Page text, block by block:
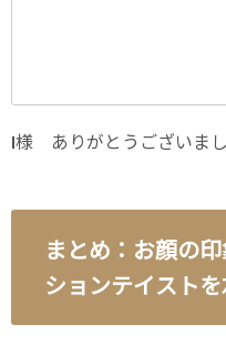
I様 ありがとうございまし
まとめ：お顔の
ションテイスト